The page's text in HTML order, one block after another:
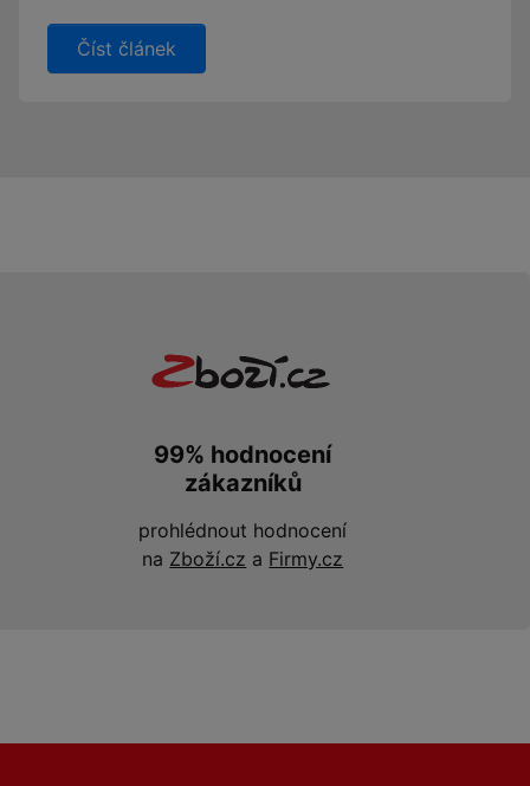
Číst článek
99% hodnocení
zákazníků
prohlédnout hodnocení
na Zboží.cz a Firmy.cz